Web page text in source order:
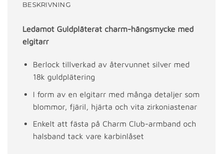
BESKRIVNING
Ledamot Guldpläterat charm-hängsmycke med
elgitarr
Berlock tillverkad av återvunnet silver med
18k guldplätering
I form av en elgitarr med många detaljer som
blommor, fjäril, hjärta och vita zirkoniastenar
Enkelt att fästa på Charm Club-armband och
halsband tack vare karbinlåset